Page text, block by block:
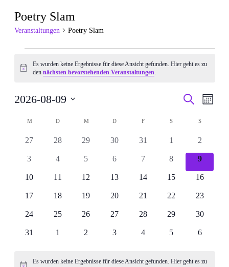
Poetry Slam
Veranstaltungen Poetry Slam
Hinweis
Es wurden keine Ergebnisse für diese Ansicht gefunden. Hier geht es zu
dennächsten bevorstehenden Veranstaltungen
und
Suche
Monat
2026-08-09
wählen.
Kalender
von
M MONTAGDDIENSTAG
M MITTWOCH
D DONNERSTAG
FFREITAG S SAMSTAGSSONNTAG
0
27
0
28
0
29
0
30
0
Veranstaltungen
31
0
Veranstaltungen
1
0
2
0
3
0
4
0
5
0
6
0
Veranstaltungen
7
0
Veranstaltungen
8
0
9
010
011
012
013
014
015
016
017
018
019
0
20
0
21
0
22
0
23
0
24
0
25
0
26
0
27
0
28
0
29
0
30
0
31
01
0
2
0
3
0
4
0
5
0
6
Es wurden keine Ergebnisse für diese Ansicht gefunden. Hier geht es zu